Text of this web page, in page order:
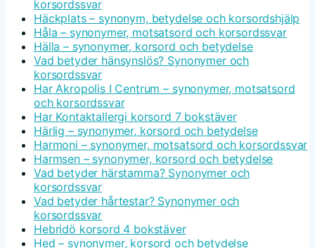
korsordssvar
Häckplats – synonym, betydelse och korsordshjälp
Håla – synonymer, motsatsord och korsordssvar
Hälla – synonymer, korsord och betydelse
Vad betyder hänsynslös? Synonymer och
korsordssvar
Har Akropolis I Centrum – synonymer, motsatsord
och korsordssvar
Har Kontaktallergi korsord 7 bokstäver
Härlig – synonymer, korsord och betydelse
Harmoni – synonymer, motsatsord och korsordssvar
Harmsen – synonymer, korsord och betydelse
Vad betyder härstamma? Synonymer och
korsordssvar
Vad betyder hårtestar? Synonymer och
korsordssvar
Hebridö korsord 4 bokstäver
Hed – synonymer, korsord och betydelse